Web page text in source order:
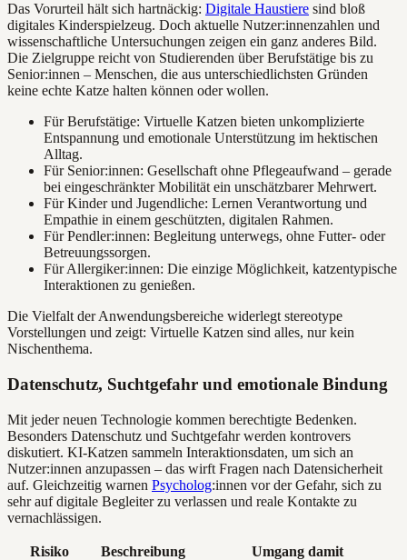
Das Vorurteil hält sich hartnäckig: Digitale Haustiere sind bloß
digitales Kinderspielzeug. Doch aktuelle Nutzer:innenzahlen und
wissenschaftliche Untersuchungen zeigen ein ganz anderes Bild.
Die Zielgruppe reicht von Studierenden über Berufstätige bis zu
Senior:innen – Menschen, die aus unterschiedlichsten Gründen
keine echte Katze halten können oder wollen.
Für Berufstätige: Virtuelle Katzen bieten unkomplizierte
Entspannung und emotionale Unterstützung im hektischen
Alltag.
Für Senior:innen: Gesellschaft ohne Pflegeaufwand – gerade
bei eingeschränkter Mobilität ein unschätzbarer Mehrwert.
Für Kinder und Jugendliche: Lernen Verantwortung und
Empathie in einem geschützten, digitalen Rahmen.
Für Pendler:innen: Begleitung unterwegs, ohne Futter- oder
Betreuungssorgen.
Für Allergiker:innen: Die einzige Möglichkeit, katzentypische
Interaktionen zu genießen.
Die Vielfalt der Anwendungsbereiche widerlegt stereotype
Vorstellungen und zeigt: Virtuelle Katzen sind alles, nur kein
Nischenthema.
Datenschutz, Suchtgefahr und emotionale Bindung
Mit jeder neuen Technologie kommen berechtigte Bedenken.
Besonders Datenschutz und Suchtgefahr werden kontrovers
diskutiert. KI-Katzen sammeln Interaktionsdaten, um sich an
Nutzer:innen anzupassen – das wirft Fragen nach Datensicherheit
auf. Gleichzeitig warnen Psycholog:innen vor der Gefahr, sich zu
sehr auf digitale Begleiter zu verlassen und reale Kontakte zu
vernachlässigen.
Risiko Beschreibung Umgang damit